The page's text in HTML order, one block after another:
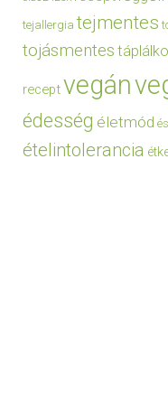
tejallergia tejmentes
tojásmentes
receptvegán
édesség életmód és
ételintolerancia